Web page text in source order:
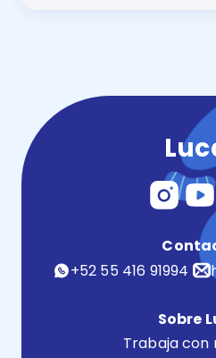
+52 55 416 91994
Sobre
Trabaja con